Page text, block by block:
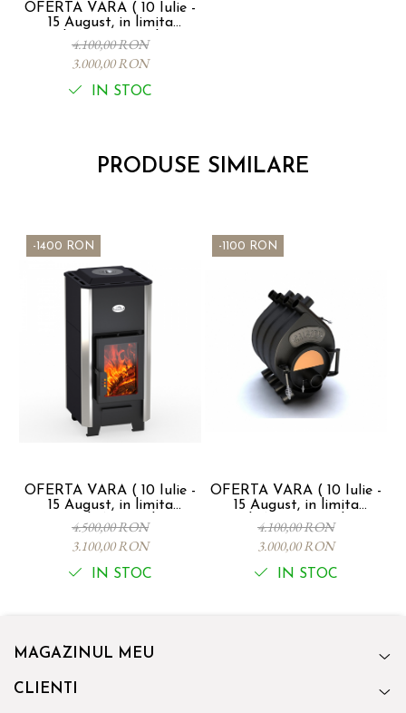
OFERTA VARA ( 10 Iulie -
15 August, in limita
stocului) !!! - ust, in limita
stocului) !!! - Soba
canadiana CALGARY
SEMINEU, Tip 00-S, 6Kw -
100mc
4.100,00 RON
3.000,00 RON
IN STOC
PRODUSE SIMILARE
-1400 RON
OFERTA VARA ( 10 Iulie -
15 August, in limita
stocului) !!! - Soba
canadiana VERTICAL -
SEMINEU CU PLITA, 6kw,
4.500,00 RON
3.100,00 RON
IN STOC
-1100 RON
OFERTA VARA ( 10 Iulie -
15 August, in limita
stocului) !!! - ust, in limita
stocului) !!! - Soba
canadiana CALGARY
100mc
4.100,00 RON
3.000,00 RON
IN STOC
MAGAZINUL MEU
CLIENTI